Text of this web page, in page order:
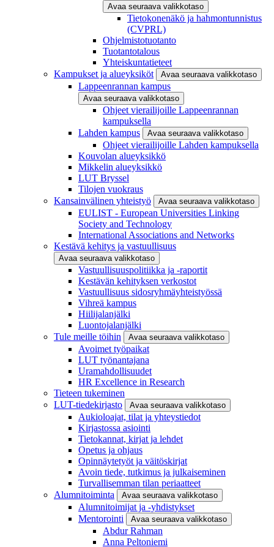
Avaa seuraava valikkotaso
Tietokonenäkö ja hahmontunnistus
(CVPRL)
Ohjelmistotuotanto
Tuotantotalous
Yhteiskuntatieteet
Kampukset ja alueyksiköt
Avaa seuraava valikkotaso
Lappeenrannan kampus
Avaa seuraava valikkotaso
Ohjeet vierailijoille Lappeenrannan
kampuksella
Lahden kampus
Avaa seuraava valikkotaso
Ohjeet vierailijoille Lahden kampuksella
Kouvolan alueyksikkö
Mikkelin alueyksikkö
LUT Bryssel
Tilojen vuokraus
Kansainvälinen yhteistyö
Avaa seuraava valikkotaso
EULIST - European Universities Linking
Society and Technology
International Associations and Networks
Kestävä kehitys ja vastuullisuus
Avaa seuraava valikkotaso
Vastuullisuuspolitiikka ja -raportit
Kestävän kehityksen verkostot
Vastuullisuus sidosryhmäyhteistyössä
Vihreä kampus
Hiilijalanjälki
Luontojalanjälki
Tule meille töihin
Avaa seuraava valikkotaso
Avoimet työpaikat
LUT työnantajana
Uramahdollisuudet
HR Excellence in Research
Tieteen tukeminen
LUT-tiedekirjasto
Avaa seuraava valikkotaso
Aukioloajat, tilat ja yhteystiedot
Kirjastossa asiointi
Tietokannat, kirjat ja lehdet
Opetus ja ohjaus
Opinnäytetyöt ja väitöskirjat
Avoin tiede, tutkimus ja julkaiseminen
Turvallisemman tilan periaatteet
Alumnitoiminta
Avaa seuraava valikkotaso
Alumnitoimijat ja -yhdistykset
Mentorointi
Avaa seuraava valikkotaso
Abdur Rahman
Anna Peltoniemi